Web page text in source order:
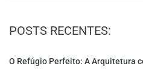
POSTS RECENTES:
O Refúgio Perfeito: A Arquitetura